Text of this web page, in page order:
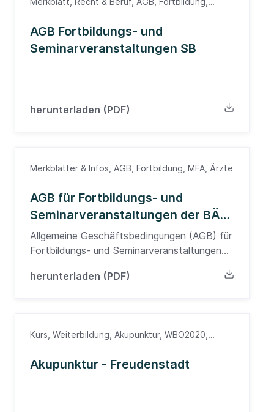
AGB Fortbildungs- und
Seminarveranstaltungen SB
herunterladen (PDF)
Merkblätter & Infos, AGB, Fortbildung, MFA, Ärzte
AGB für Fortbildungs- und
Seminarveranstaltungen der BÄK
NW
Allgemeine Geschäftsbedingungen (AGB) für
Fortbildungs- und Seminarveranstaltungen
herunterladen (PDF)
Kurs, Weiterbildung, Akupunktur, WBO2020,
Akupunktur - Freudenstadt